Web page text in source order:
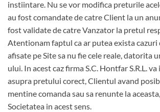
instiintare. Nu se vor modifica preturile
au fost comandate de catre Client la un
fost validate de catre Vanzator la pretul
Atentionam faptul ca ar putea exista
afisate pe Site sa nu fie cele reale, datorita
ului. In acest caz firma S.C. Hontfar S.R.L.
asupra pretului corect, Clientul avand
mentine comanda sau sa renunte la
Societatea in acest sens.